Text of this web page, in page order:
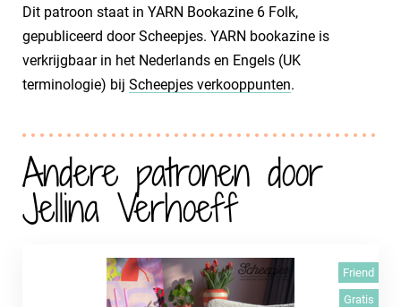
Dit patroon staat in YARN Bookazine 6 Folk,
gepubliceerd door Scheepjes. YARN bookazine is
verkrijgbaar in het Nederlands en Engels (UK
terminologie) bij Scheepjes verkooppunten.
Andere patronen door
Jellina Verhoeff
Friend
Gratis